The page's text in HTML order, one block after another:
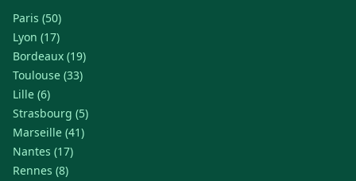
Paris (50)
Lyon (17)
Bordeaux (19)
Toulouse (33)
Lille (6)
Strasbourg (5)
Marseille (41)
Nantes (17)
Rennes (8)